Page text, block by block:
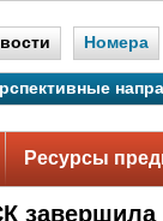
Номера
Ресурсы
завершила